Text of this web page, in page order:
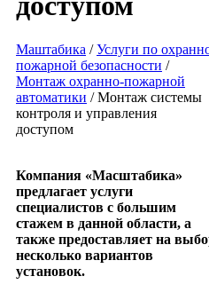
Маштабика / Услуги по
пожарной безопасности /
Монтаж охранно-пожарной
автоматики /Монтаж системы
контроля и управления
доступом
Компания «Масштабика»
предлагает услуги
специалистов с большим
стажем в данной области, а
также предоставляет на
несколько вариантов
установок.